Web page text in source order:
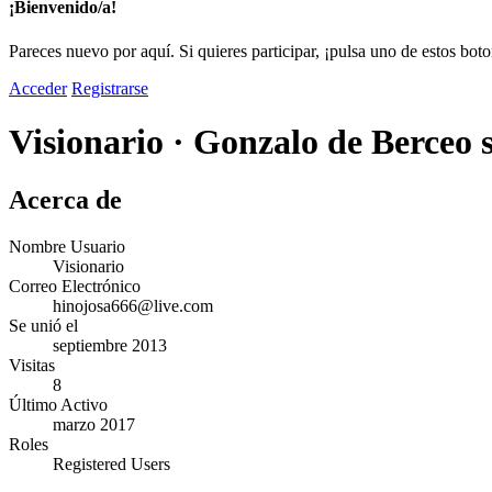
¡Bienvenido/a!
Pareces nuevo por aquí. Si quieres participar, ¡pulsa uno de estos
Acceder Registrarse
Visionario · Gonzalo de Berceo
Acerca de
Nombre Usuario
Visionario
Correo Electrónico
hinojosa666@live.com
Se unió el
septiembre 2013
Visitas
8
Último Activo
marzo 2017
Roles
Registered Users